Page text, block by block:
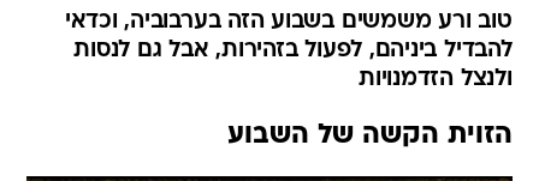
טוב ורע משמשים בשבוע הזה בערבוביה, וכדאי
להבדיל ביניהם, לפעול בזהירות, אבל גם לנסות
ולנצל הזדמנויות
הזוית הקשה של השבוע